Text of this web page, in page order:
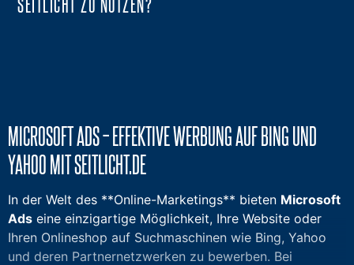
MICROSOFT ADS – EFFEKTIVE WERBUNG AUF BING UND
YAHOO MIT SEITLICHT.DE
In der Welt des **Online-Marketings** bieten Microsoft
Ads eine einzigartige Möglichkeit, Ihre Website oder
Ihren Onlineshop auf Suchmaschinen wie Bing, Yahoo
und deren Partnernetzwerken zu bewerben. Bei